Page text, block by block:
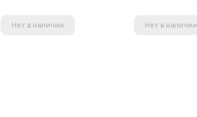
Нет в наличии Нет в наличии